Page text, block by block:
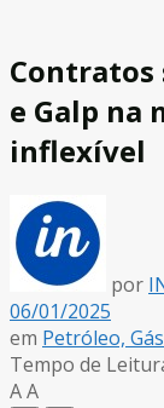
Contratos
e Galp na
inflexível
por
06/01/2025
em Petróleo,
Tempo de
AA